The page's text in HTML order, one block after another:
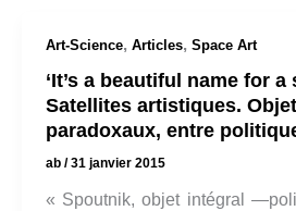
Art-Science, Articles, Space Art
‘It’s a beautiful name for a
Satellites artistiques.
paradoxaux, entre
ab /31 janvier 2015
« Spoutnik, objet intégral